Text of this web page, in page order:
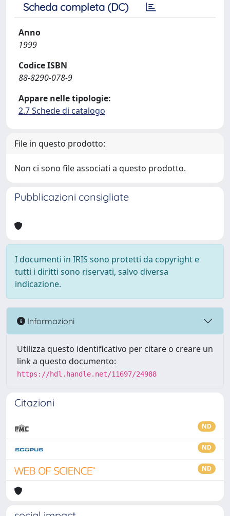
Scheda completa (DC)
Anno
1999
Codice ISBN
88-8290-078-9
Appare nelle tipologie:
2.7 Schede di catalogo
File in questo prodotto:
Non ci sono file associati a questo prodotto.
Pubblicazioni consigliate
I documenti in IRIS sono protetti da copyright e
tutti i diritti sono riservati, salvo diversa
indicazione.
Informazioni
Utilizza questo identificativo per citare o creare un
link a questo documento:
https://hdl.handle.net/11697/24988
Citazioni
ND
ND
ND